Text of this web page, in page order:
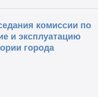
комиссии по
и эксплуатацию
города